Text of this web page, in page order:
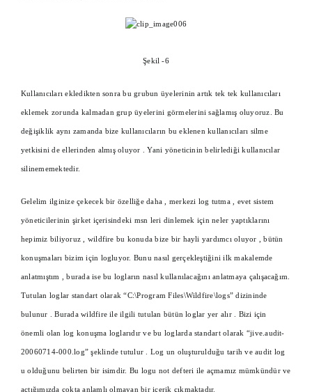
Şekil -6
Kullanıcıları ekledikten sonra bu grubun üyelerinin artık tek tek kullanıcıları
eklemek zorunda kalmadan grup üyelerini görmelerini sağlamış oluyoruz. Bu
değişiklik aynı zamanda bize kullanıcıların bu eklenen kullanıcıları silme
yetkisini de ellerinden almış oluyor . Yani yöneticinin belirlediği kullanıcılar
silinememektedir.
Gelelim ilginize çekecek bir özelliğe daha , merkezi log tutma , evet sistem
yöneticilerinin şirket içerisindeki msn leri dinlemek için neler yaptıklarını
hepimiz biliyoruz , wildfire bu konuda bize bir hayli yardımcı oluyor , bütün
konuşmaları bizim için logluyor. Bunu nasıl gerçekleştiğini ilk makalemde
anlatmıştım , burada ise bu logların nasıl kullanılacağını anlatmaya çalışacağım.
Tutulan loglar standart olarak “C:\Program Files\Wildfire\logs” dizininde
bulunur . Burada wildfire ile ilgili tutulan bütün loglar yer alır . Bizi için
önemli olan log konuşma loglarıdır ve bu loglarda standart olarak “jive.audit-
20060714-000.log” şeklinde tutulur . Log un oluşturulduğu tarih ve audit log
u olduğunu belirten bir isimdir. Bu logu not defteri ile açmamız mümkündür ve
açtığımızda çokta anlamlı olmayan bir içerik çıkmaktadır.